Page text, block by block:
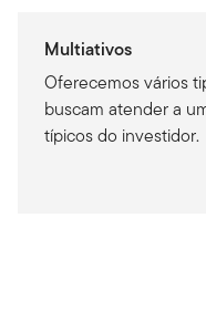
Multiativos
Oferecemos vários
buscam atender a
típicos do investidor.